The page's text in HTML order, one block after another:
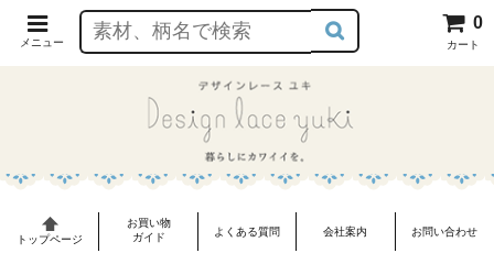
メニュー
0
カート
トップページ
お買い物
ガイド
よくある質問 会社案内 お問い合わせ